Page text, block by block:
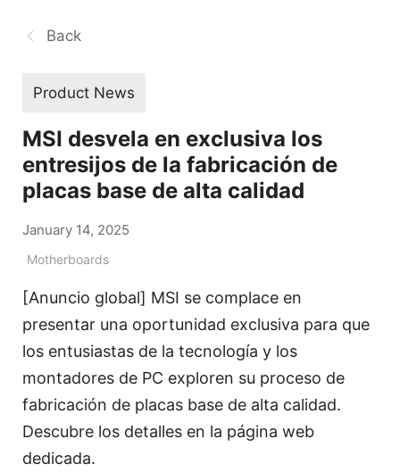
Back
Product News
MSI desvela en exclusiva los
entresijos de la fabricación de
placas base de alta calidad
January 14, 2025
Motherboards
[Anuncio global] MSI se complace en
presentar una oportunidad exclusiva para que
los entusiastas de la tecnología y los
montadores de PC exploren su proceso de
fabricación de placas base de alta calidad.
Descubre los detalles en la página web
dedicada.